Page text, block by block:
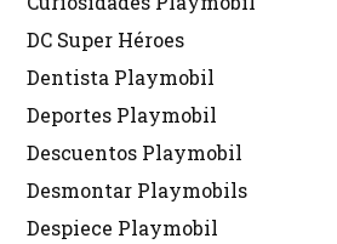
DC Super Héroes
Dentista Playmobil
Deportes Playmobil
Descuentos Playmobil
Desmontar Playmobils
Despiece Playmobil